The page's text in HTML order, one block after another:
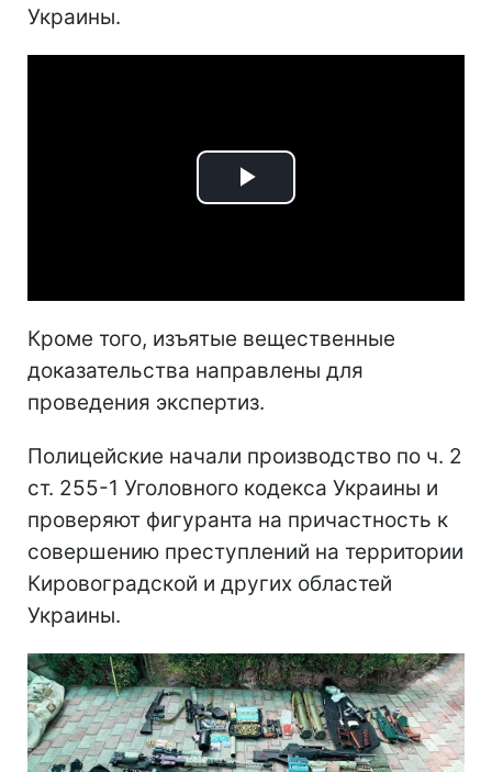
Украины.
Play
Кроме того, изъятые вещественные
доказательства направлены для
проведения экспертиз.
Полицейские начали производство по ч. 2
ст. 255-1 Уголовного кодекса Украины и
проверяют фигуранта на причастность к
совершению преступлений на территории
Кировоградской и других областей
Украины.